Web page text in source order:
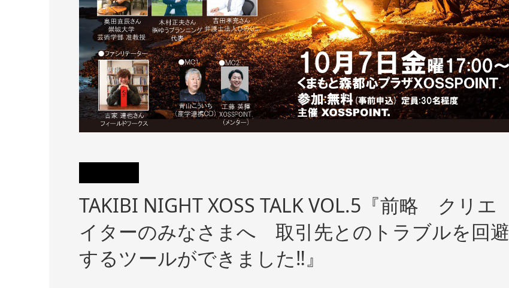
TAKIBI NIGHT XOSS TALK VOL.5『前略 クリエ
イターのみなさまへ 取引先とのトラブルを回避
するツールができました‼︎』